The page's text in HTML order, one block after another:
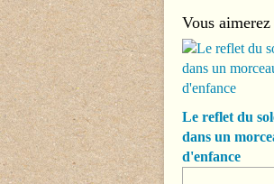
Vous aimerez
Le reflet du
dans un
d'enfance